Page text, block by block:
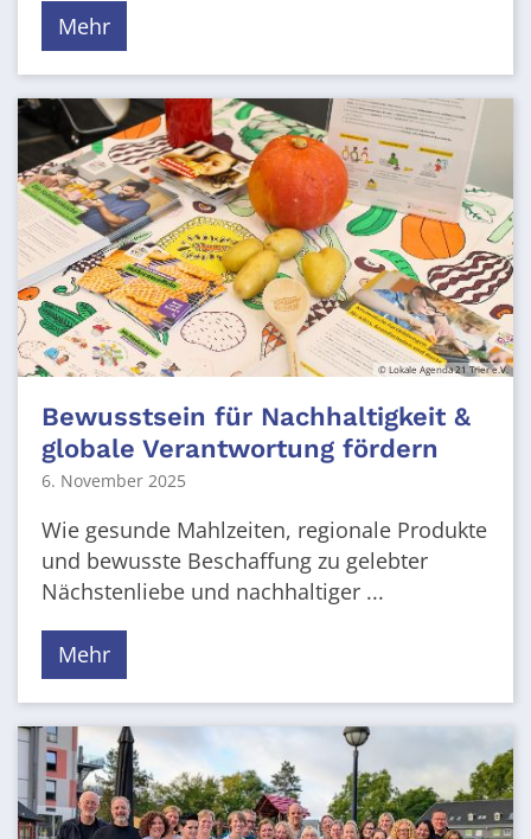
Mehr
© Lokale Agenda 21 Trier e.V.
Bewusstsein für Nachhaltigkeit &
globale Verantwortung fördern
6. November 2025
Wie gesunde Mahlzeiten, regionale Produkte
und bewusste Beschaffung zu gelebter
Nächstenliebe und nachhaltiger ...
Mehr